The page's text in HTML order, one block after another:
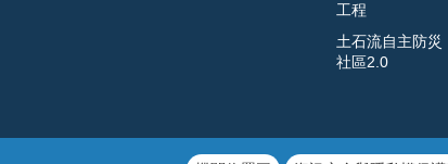
工程
土石流自主防災
社區2.0